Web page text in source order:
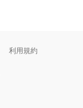
利用規約